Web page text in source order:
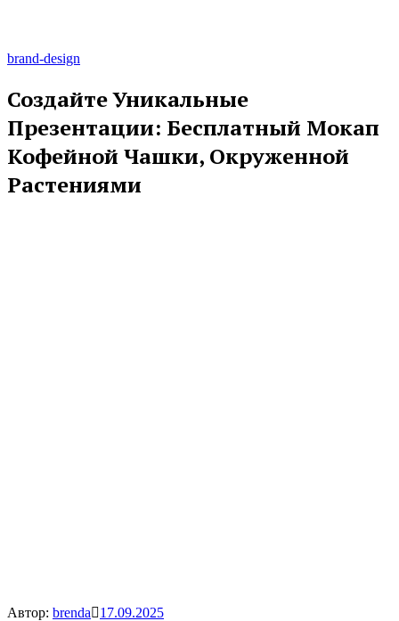
brand-design
Создайте Уникальные
Презентации: Бесплатный Мокап
Кофейной Чашки, Окруженной
Растениями
Автор: brenda 17.09.2025